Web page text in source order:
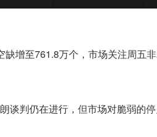
缺增至761.8万个，市场关注周五
谈判仍在进行，但市场对脆弱的